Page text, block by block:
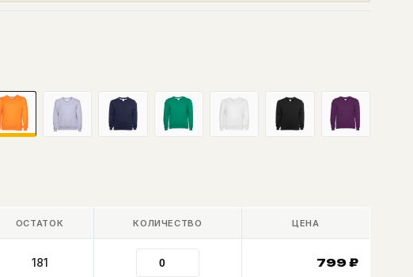
ОСТАТОК КОЛИЧЕСТВО ЦЕНА
181 799₽